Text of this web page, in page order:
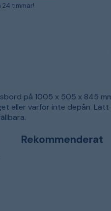
24 timmar!
på 1005 x 505 x 845
eller varför inte depån.
Rekommenderat